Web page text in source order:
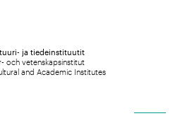
ja tiedeinstituutit
och vetenskapsinstitut
and Academic Institutes